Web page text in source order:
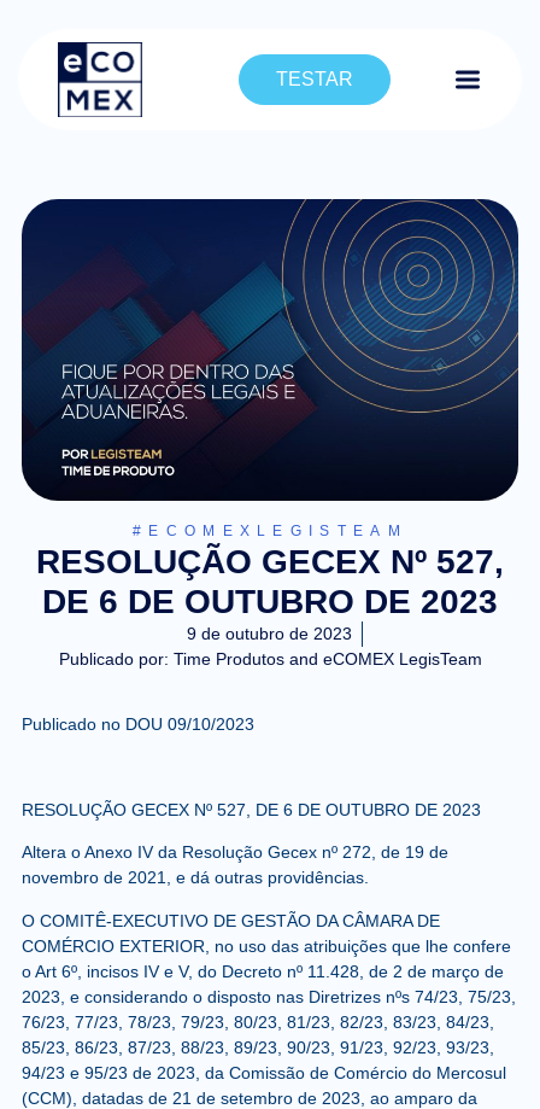
TESTAR
#ECOMEXLEGISTEAM
RESOLUÇÃO GECEX Nº 527,
DE 6 DE OUTUBRO DE 2023
9 de outubro de 2023
Publicado por: Time Produtos and eCOMEX LegisTeam
Publicado no DOU 09/10/2023
RESOLUÇÃO GECEX Nº 527, DE 6 DE OUTUBRO DE 2023
Altera o Anexo IV da Resolução Gecex nº 272, de 19 de
novembro de 2021, e dá outras providências.
O COMITÊ-EXECUTIVO DE GESTÃO DA CÂMARA DE
COMÉRCIO EXTERIOR, no uso das atribuições que lhe confere
o Art 6º, incisos IV e V, do Decreto nº 11.428, de 2 de março de
2023, e considerando o disposto nas Diretrizes nºs 74/23, 75/23,
76/23, 77/23, 78/23, 79/23, 80/23, 81/23, 82/23, 83/23, 84/23,
85/23, 86/23, 87/23, 88/23, 89/23, 90/23, 91/23, 92/23, 93/23,
94/23 e 95/23 de 2023, da Comissão de Comércio do Mercosul
(CCM), datadas de 21 de setembro de 2023, ao amparo da